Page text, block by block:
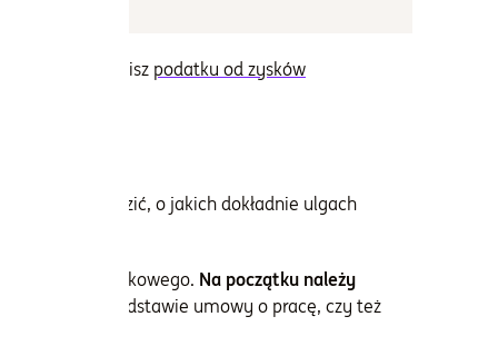
to nie zapłacisz podatku od zysków
dochodowy.
sprawdzić, o jakich dokładnie ulgach
roku podatkowego. Na początku należy
czy na podstawie umowy o pracę, czy też